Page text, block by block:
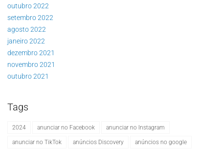
outubro 2022
setembro 2022
agosto 2022
janeiro 2022
dezembro 2021
novembro 2021
outubro 2021
Tags
2024 anunciar no Facebook anunciar no Instagram
anunciar no TikTok anúncios Discovery anúncios no google